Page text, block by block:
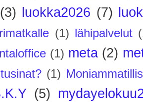
(3) luokka2026 (7)
(1) lähipalvelut
(1) meta (2)
(1)
(5)